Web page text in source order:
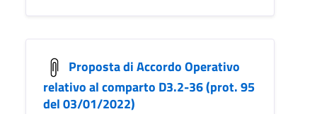
Proposta di Accordo Operativo
relativo al comparto D3.2-36 (prot. 95
del 03/01/2022)